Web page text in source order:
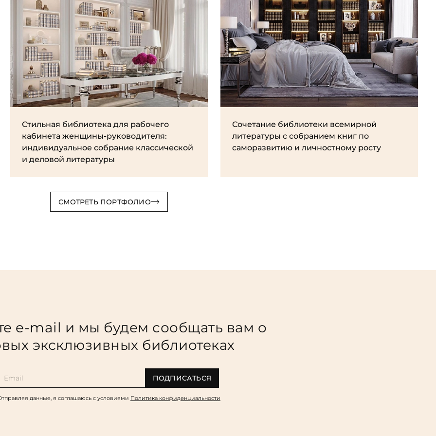
Стильная библиотека для рабочего
кабинета женщины-руководителя:
индивидуальное собрание классической
и деловой литературы
Сочетание библиотеки всемирной
литературы с собранием книг по
саморазвитию и личностному росту
СМОТРЕТЬ ПОРТФОЛИО
e-mail и мы будем сообщать вам о
эксклюзивных библиотеках
ПОДПИСАТЬСЯ
данные, я соглашаюсь c условиями Политика конфиденциальности